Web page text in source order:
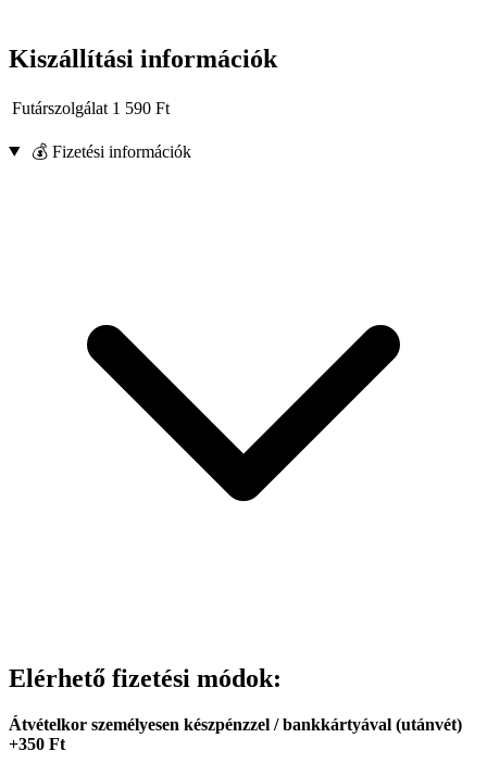
Kiszállítási információk
Futárszolgálat 1 590 Ft
💰 Fizetési információk
Elérhető fizetési módok:
Átvételkor személyesen készpénzzel / bankkártyával (utánvét)
+350 Ft